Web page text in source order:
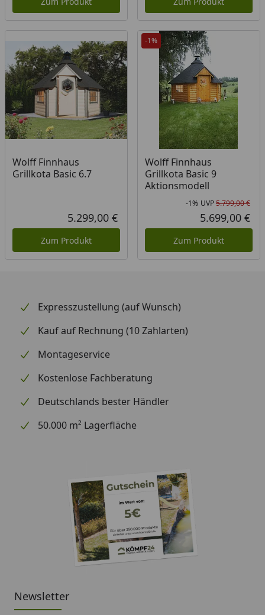
Wolff Finnhaus
Grillkota Basic 6.7
Aktueller Preis
5.299,00 €
Zum Produkt
-1%
Wolff Finnhaus
Grillkota Basic 9
Aktionsmodell
-1% UVP5.799,00 €
5.699,00 €
Zum Produkt
Expresszustellung (auf Wunsch)
Kauf auf Rechnung (10 Zahlarten)
Montageservice
Kostenlose Fachberatung
Deutschlands bester Händler
50.000 m² Lagerfläche
Newsletter